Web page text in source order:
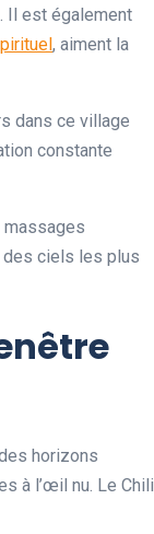
Il est également
, aiment la
dans ce village
constante
massages
des ciels les plus
horizons
à l’œil nu. Le Chili